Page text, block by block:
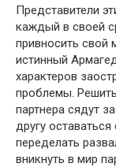
Представители
каждый в своей
привносить свой
истинный
характеров
проблемы.
партнера сядут
другу
переделать
вникнуть в мир